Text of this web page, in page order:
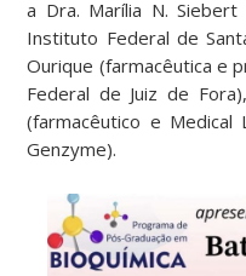
a Dra. Marília N.
Instituto Federal de
Ourique (farmacêutica e
Federal de Juiz de
(farmacêutico e Medical
Genzyme).